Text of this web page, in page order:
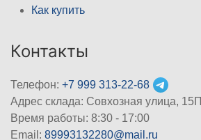
Как купить
Контакты
Телефон: +7 999 313-22-68
Адрес склада: Совхозная улица, 15П
Время работы: 8:30 - 17:00
Email: 89993132280@mail.ru